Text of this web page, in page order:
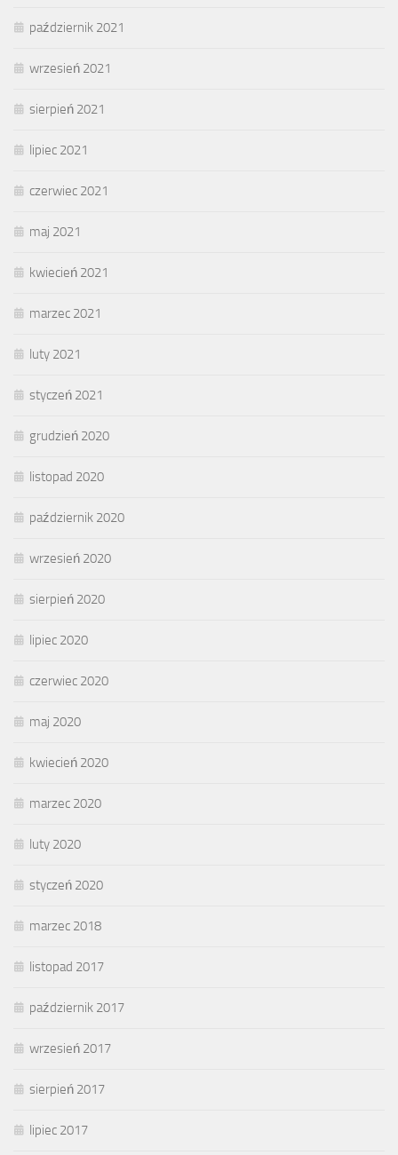
październik 2021
wrzesień 2021
sierpień 2021
lipiec 2021
czerwiec 2021
maj 2021
kwiecień 2021
marzec 2021
luty 2021
styczeń 2021
grudzień 2020
listopad 2020
październik 2020
wrzesień 2020
sierpień 2020
lipiec 2020
czerwiec 2020
maj 2020
kwiecień 2020
marzec 2020
luty 2020
styczeń 2020
marzec 2018
listopad 2017
październik 2017
wrzesień 2017
sierpień 2017
lipiec 2017